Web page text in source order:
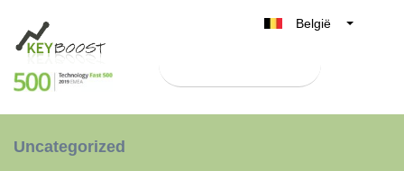
België
Nederland
Uncategorized